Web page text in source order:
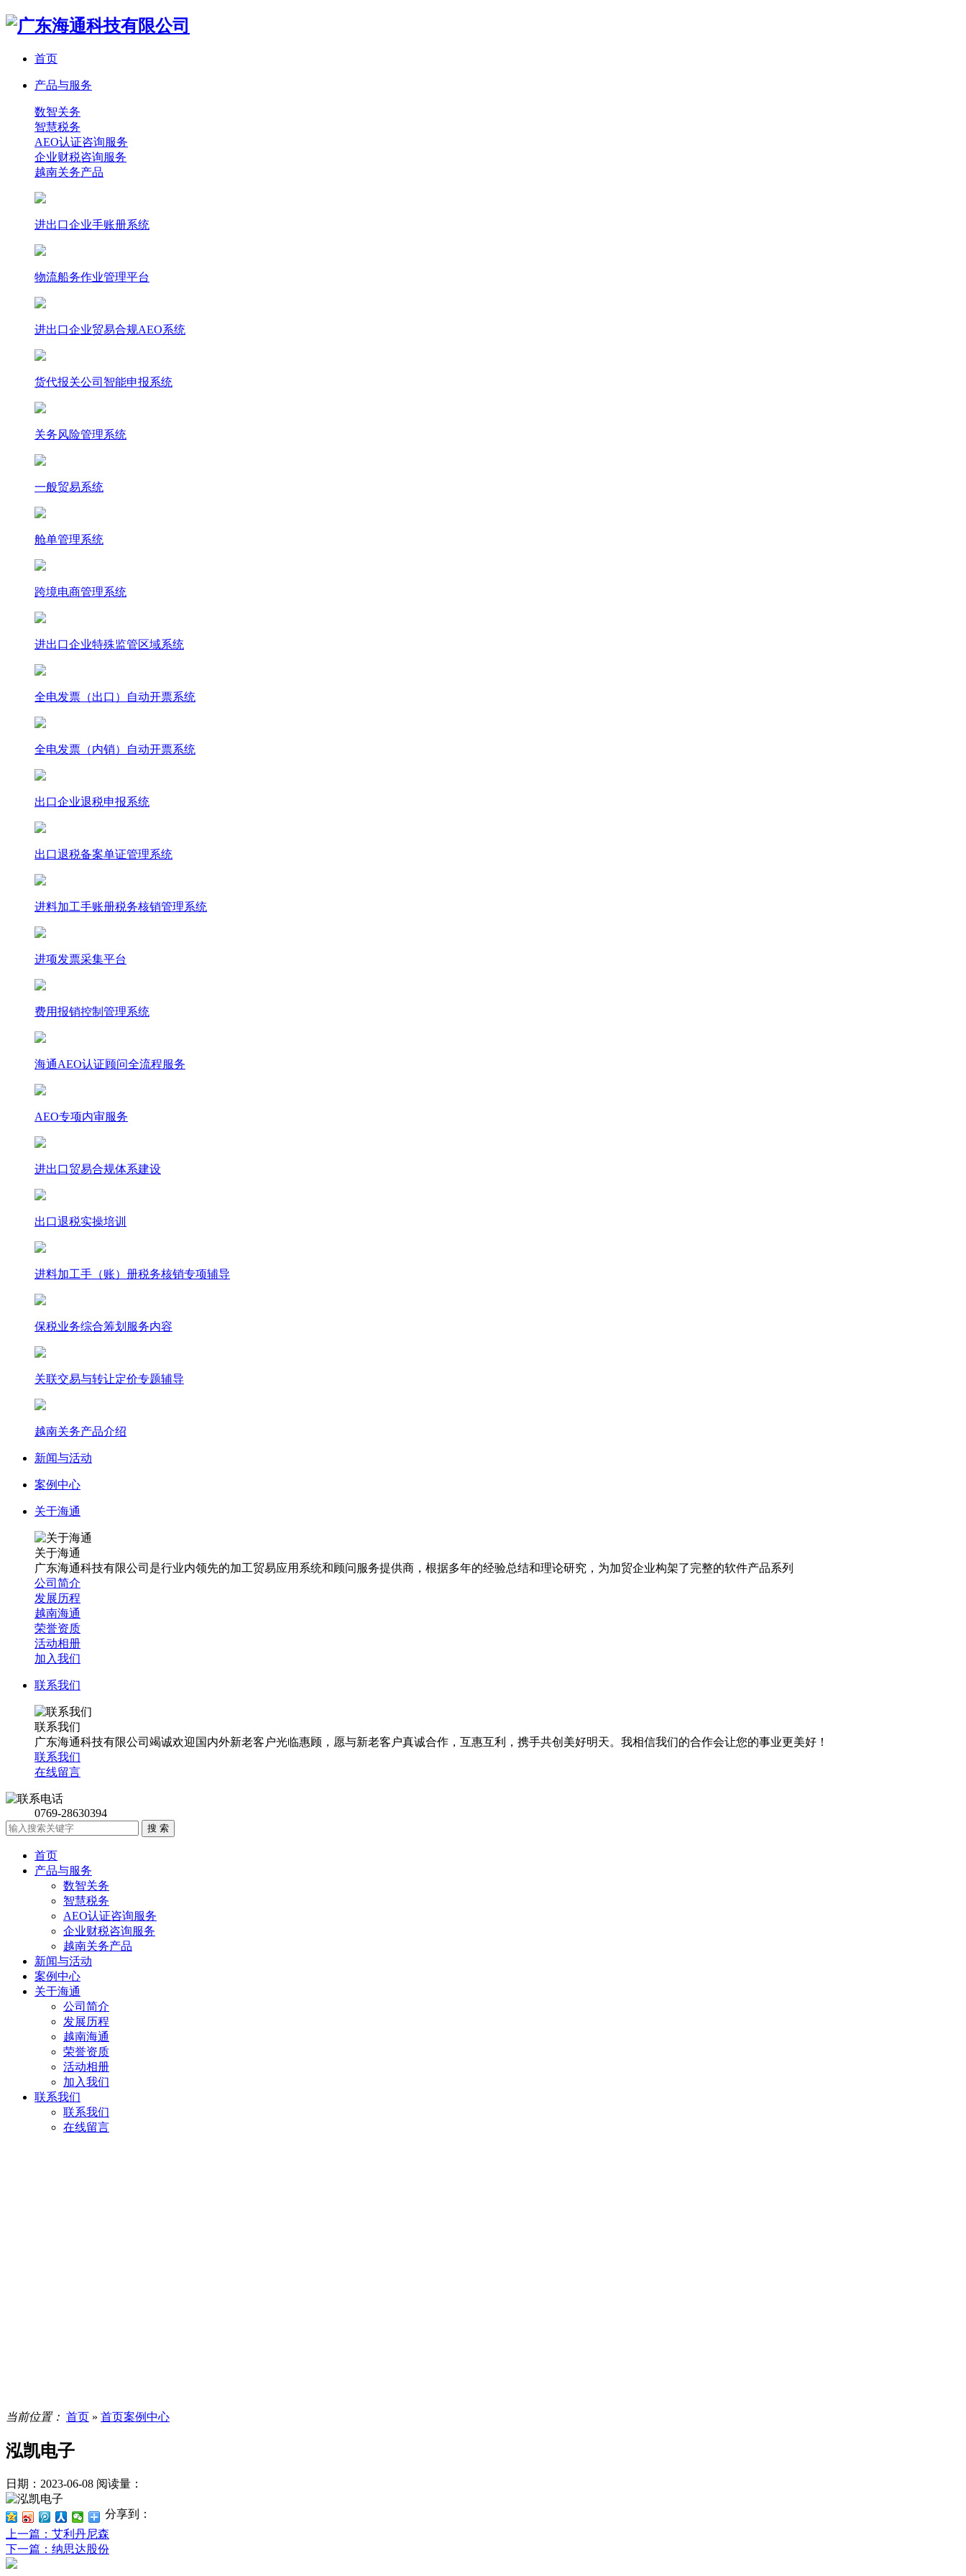
首页
产品与服务
数智关务
智慧税务
AEO认证咨询服务
企业财税咨询服务
越南关务产品
进出口企业手账册系统
物流船务作业管理平台
进出口企业贸易合规AEO系统
货代报关公司智能申报系统
关务风险管理系统
一般贸易系统
舱单管理系统
跨境电商管理系统
进出口企业特殊监管区域系统
全电发票（出口）自动开票系统
全电发票（内销）自动开票系统
出口企业退税申报系统
出口退税备案单证管理系统
进料加工手账册税务核销管理系统
进项发票采集平台
费用报销控制管理系统
海通AEO认证顾问全流程服务
AEO专项内审服务
进出口贸易合规体系建设
出口退税实操培训
进料加工手（账）册税务核销专项辅导
保税业务综合筹划服务内容
关联交易与转让定价专题辅导
越南关务产品介绍
新闻与活动
案例中心
关于海通
关于海通
广东海通科技有限公司是行业内领先的加工贸易应用系统和顾问服务提供商，根据多年的经验总结和理论研究，为加贸企业构架了完整的软件产品系列
公司简介
发展历程
越南海通
荣誉资质
活动相册
加入我们
联系我们
联系我们
广东海通科技有限公司竭诚欢迎国内外新老客户光临惠顾，愿与新老客户真诚合作，互惠互利，携手共创美好明天。我相信我们的合作会让您的事业更美好！
联系我们
在线留言
0769-28630394
首页
产品与服务
数智关务
智慧税务
AEO认证咨询服务
企业财税咨询服务
越南关务产品
新闻与活动
案例中心
关于海通
公司简介
发展历程
越南海通
荣誉资质
活动相册
加入我们
联系我们
联系我们
在线留言
当前位置： 首页 » 首页案例中心
泓凯电子
日期：2023-06-08 阅读量：
分享到：
上一篇 ：艾利丹尼森
下一篇 ：纳思达股份